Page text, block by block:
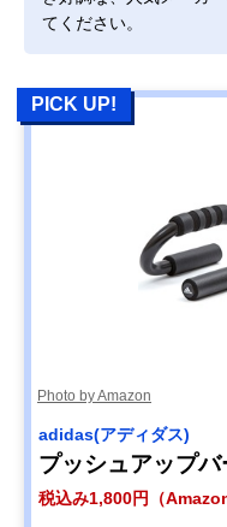
てください。
PICK UP!
Photo by Amazon
adidas(アディダス)
プッシュアップ
税込み1,800円（Amazon